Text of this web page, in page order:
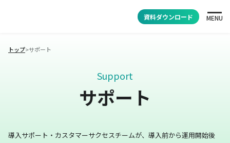
資料ダウンロード MENU
トップ>サポート
Support
サポート
導入サポート・カスタマーサクセスチームが、導入前から運用開始後